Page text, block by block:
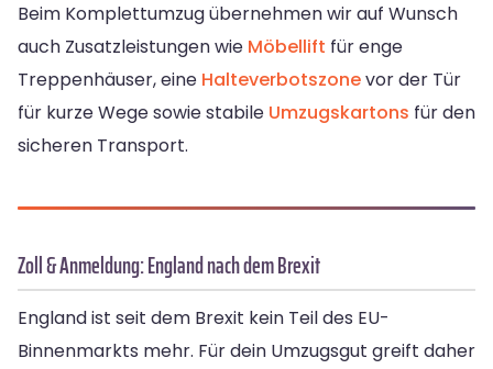
Beim Komplettumzug übernehmen wir auf Wunsch
auch Zusatzleistungen wie Möbellift für enge
Treppenhäuser, eine Halteverbotszonevor der Tür
für kurze Wege sowie stabile Umzugskartons für den
sicheren Transport.
Zoll & Anmeldung: England nach dem Brexit
England ist seit dem Brexit kein Teil des EU-
Binnenmarkts mehr. Für dein Umzugsgut greift daher